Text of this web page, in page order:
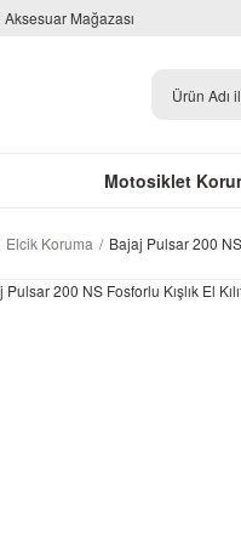
Mağazası
Motosiklet
Elcik Koruma Bajaj Pulsar 200